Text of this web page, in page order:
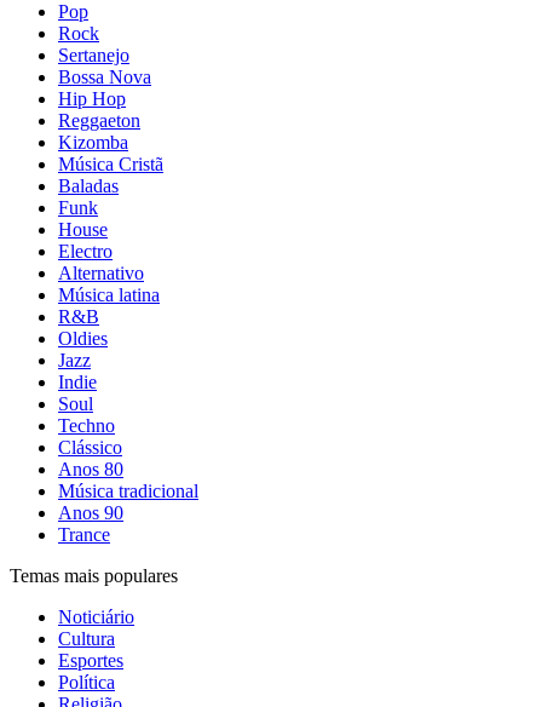
Pop
Rock
Sertanejo
Bossa Nova
Hip Hop
Reggaeton
Kizomba
Música Cristã
Baladas
Funk
House
Electro
Alternativo
Música latina
R&B
Oldies
Jazz
Indie
Soul
Techno
Clássico
Anos 80
Música tradicional
Anos 90
Trance
Temas mais populares
Noticiário
Cultura
Esportes
Política